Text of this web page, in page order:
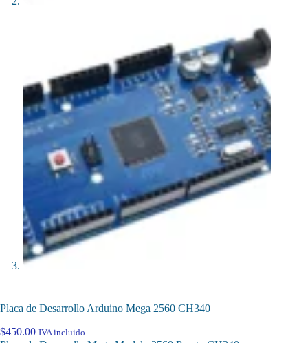
Placa de Desarrollo Arduino Mega 2560 CH340
$450.00 IVA incluido